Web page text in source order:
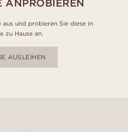
ANPROBIEREN
aus und probieren Sie diese in
zu Hause an.
AUSLEIHEN